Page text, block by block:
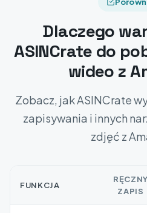
Dlaczego
ASINCrate do
wideo z
Zobacz, jak ASINCrate
zapisywania i innych
zdjęć z
FUNKCJA
RĘCZNY
ZAPIS